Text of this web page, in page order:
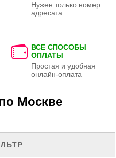
Нужен только номер
адресата
ВСЕ СПОСОБЫ
ОПЛАТЫ
Простая и удобная
онлайн-оплата
Москве